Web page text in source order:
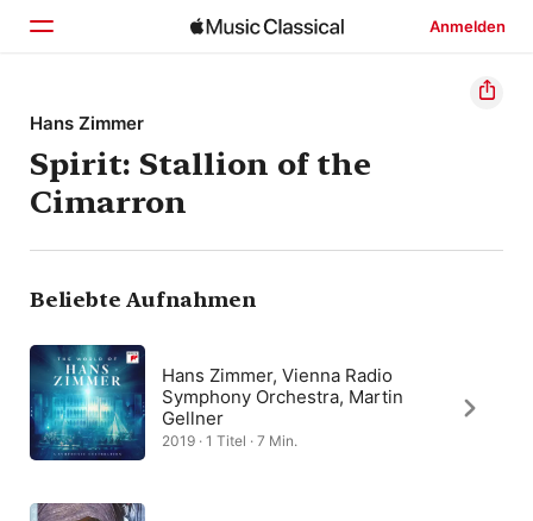
Anmelden
Startseite
Entdecken
Suchen
Hans Zimmer
Spirit: Stallion of the
Cimarron
Beliebte Aufnahmen
Hans Zimmer, Vienna Radio
Symphony Orchestra, Martin
Gellner
2019 · 1 Titel · 7 Min.